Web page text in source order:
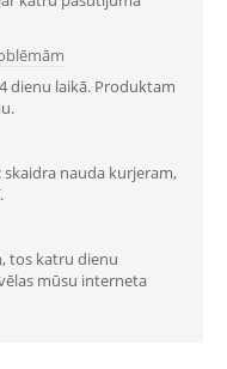
dienu laikā. Produktam
skaidra nauda kurjeram,
tos katru dienu
mūsu interneta